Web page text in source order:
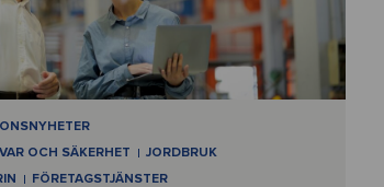
OCH SÄKERHET
JORDBRUK
FÖRETAGSTJÄNSTER